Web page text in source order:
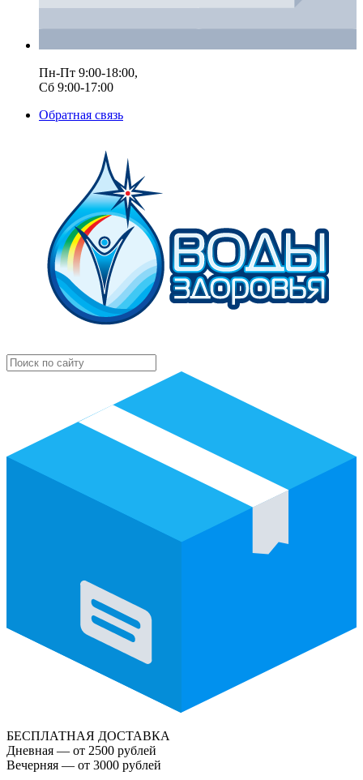
Пн-Пт 9:00-18:00,
Сб 9:00-17:00
Обратная связь
БЕСПЛАТНАЯ ДОСТАВКА
Дневная — от 2500 рублей
Вечерняя — от 3000 рублей